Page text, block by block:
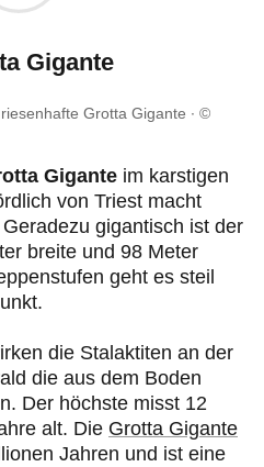
Gigante
Grotta Gigante
©
Gigante im karstigen
von Triest macht
gigantisch ist der
breite und 98 Meter
geht es steil
die Stalaktiten an der
die aus dem Boden
Der höchste misst 12
alt. Die Grotta Gigante
Jahren und ist eine